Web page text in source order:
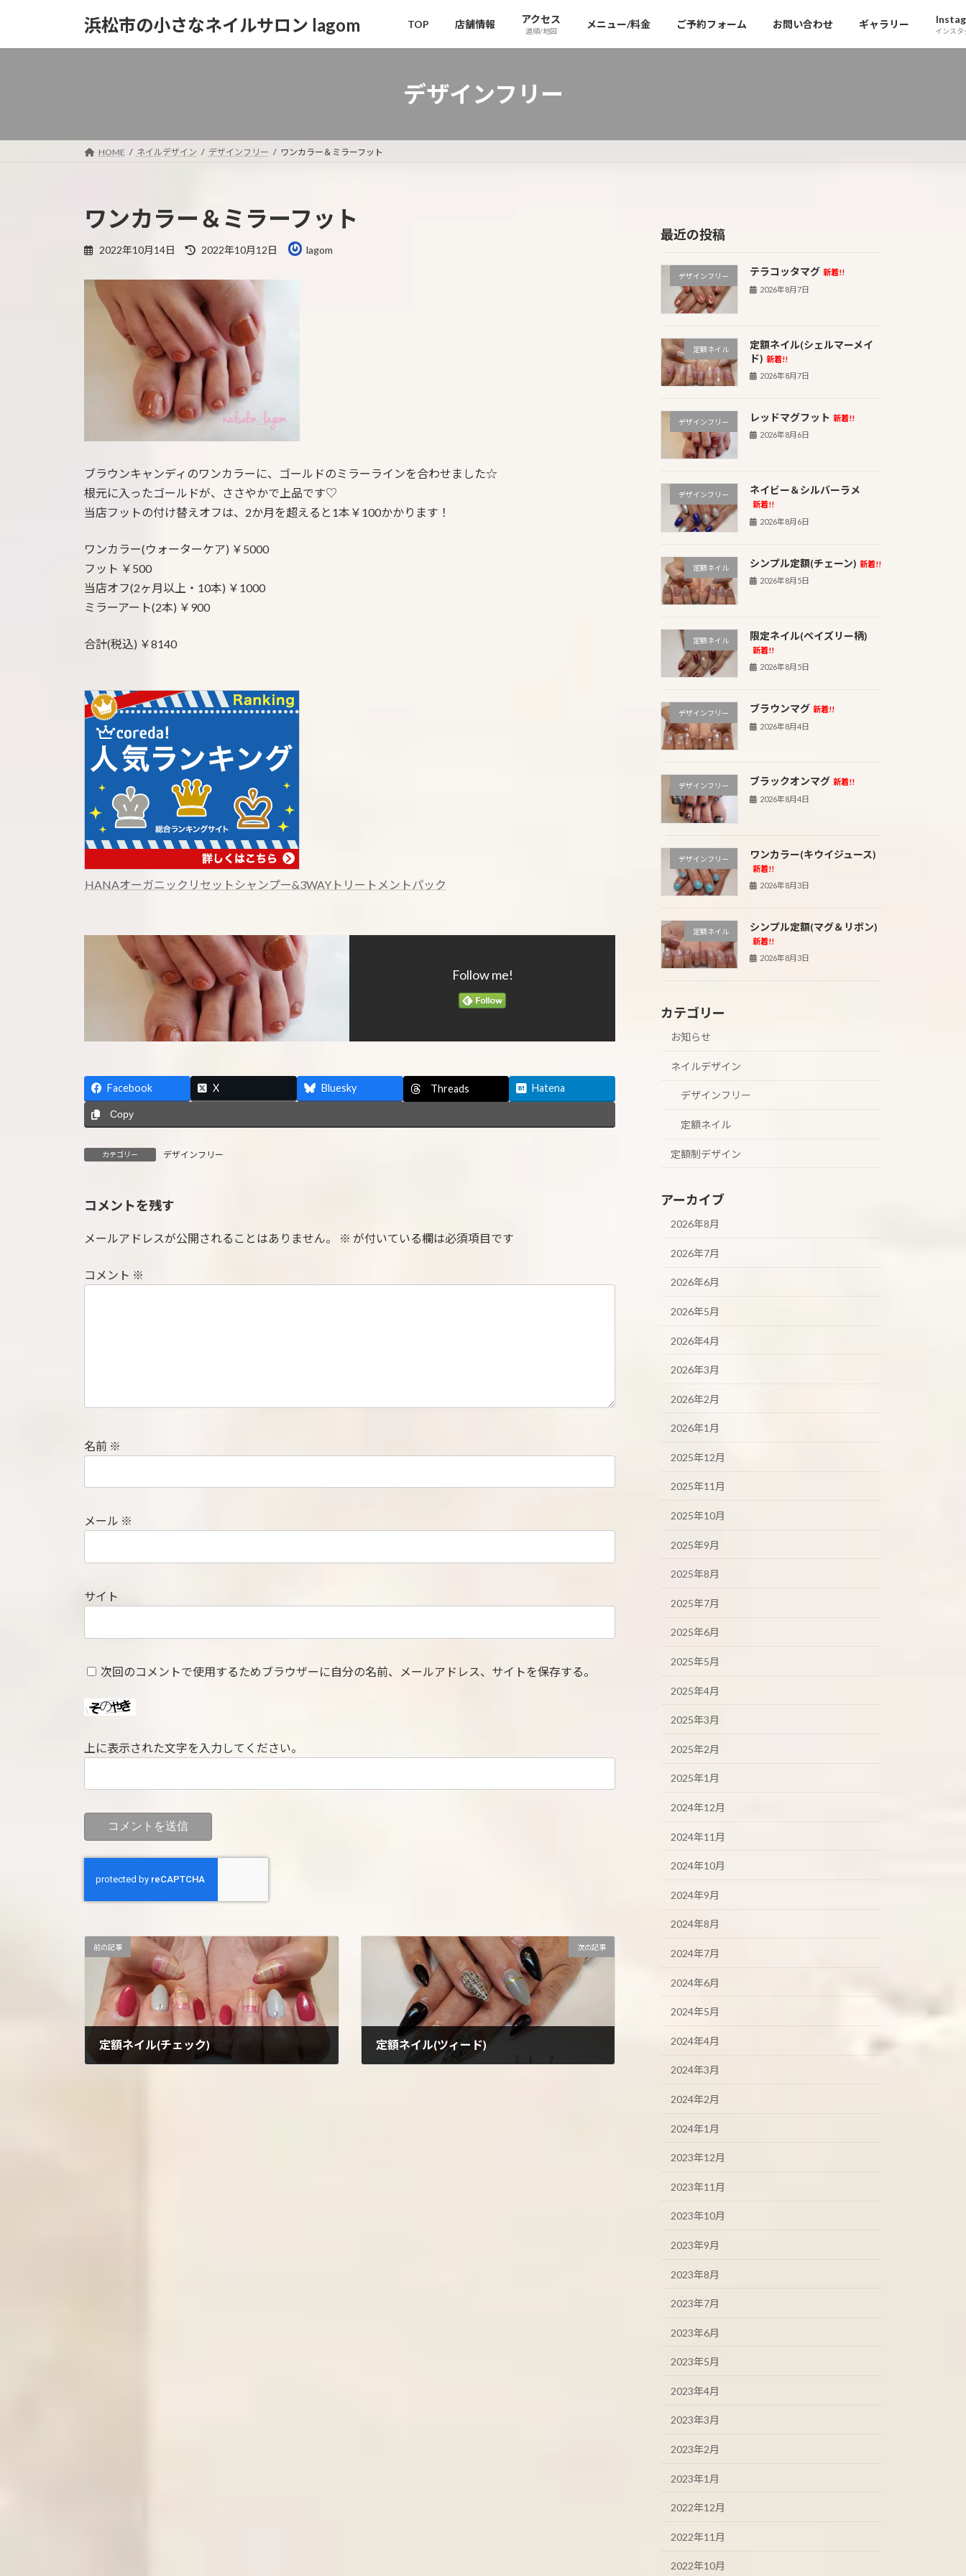
浜松市の小さなネイルサロン lagom TOP 店舗情報 アクセス
道順/地図
メニュー/料金 ご予約フォーム お問い合わせ ギャラリー
インスタ
デザインフリー
HOME ネイルデザイン デザインフリー ワンカラー＆ミラーフット
ワンカラー＆ミラーフット
2022年10月14日
最
新
日
時
:
2022年10月12日 lagom
ブラウンキャンディのワンカラーに、ゴールドのミラーラインを合わせました☆
根元に入ったゴールドが、ささやかで上品です♡
当店フットの付け替えオフは、2か月を超えると1本￥100かかります！
ワンカラー(ウォーターケア) ￥5000
フット ￥500
当店オフ(2ヶ月以上・10本) ￥1000
ミラーアート(2本) ￥900
合計(税込) ￥8140
HANAオーガニックリセットシャンプー&3WAYトリートメントパック
Follow me!
Facebook X Bluesky Threads Hatena
Copy
カテゴリー デザインフリー
コメントを残す
メールアドレスが公開されることはありません。 ※ が付いている欄は必須項目です
コメント ※
名前 ※
メール ※
サイト
次回のコメントで使用するためブラウザーに自分の名前、メールアドレス、サイトを保存する。
上に表示された文字を入力してください。
前の記事
定額ネイル(チェック)
次の記事
定額ネイル(ツィード)
最近の投稿
デザインフリー テラコッタマグ 新着!!
2026年8月7日
定額ネイル
定額ネイル(シェルマーメイ
ド) 新着!!
2026年8月7日
デザインフリー レッドマグフット 新着!!
2026年8月6日
デザインフリー ネイビー＆シルバーラメ
新着!!
2026年8月6日
定額ネイル シンプル定額(チェーン) 新着!!
2026年8月5日
定額ネイル 限定ネイル(ペイズリー柄)
新着!!
2026年8月5日
デザインフリー ブラウンマグ 新着!!
2026年8月4日
デザインフリー ブラックオンマグ 新着!!
2026年8月4日
デザインフリー ワンカラー(キウイジュース)
新着!!
2026年8月3日
定額ネイル シンプル定額(マグ＆リボン)
新着!!
2026年8月3日
カテゴリー
お知らせ
ネイルデザイン
デザインフリー
定額ネイル
定額制デザイン
アーカイブ
2026年8月
2026年7月
2026年6月
2026年5月
2026年4月
2026年3月
2026年2月
2026年1月
2025年12月
2025年11月
2025年10月
2025年9月
2025年8月
2025年7月
2025年6月
2025年5月
2025年4月
2025年3月
2025年2月
2025年1月
2024年12月
2024年11月
2024年10月
2024年9月
2024年8月
2024年7月
2024年6月
2024年5月
2024年4月
2024年3月
2024年2月
2024年1月
2023年12月
2023年11月
2023年10月
2023年9月
2023年8月
2023年7月
2023年6月
2023年5月
2023年4月
2023年3月
2023年2月
2023年1月
2022年12月
2022年11月
2022年10月